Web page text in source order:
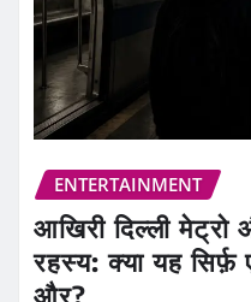
ENTERTAINMENT
आखिरी दिल्ली मेट्रो
रहस्य: क्या यह
और?